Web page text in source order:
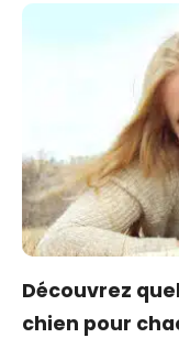
Découvrez
chien pour